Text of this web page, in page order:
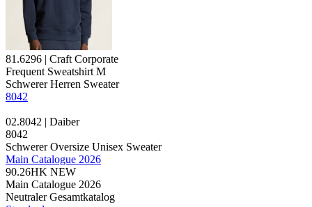
81.6296 | Craft Corporate
Frequent Sweatshirt M
Schwerer Herren Sweater
8042
02.8042 | Daiber
8042
Schwerer Oversize Unisex Sweater
Main Catalogue 2026
90.26HK NEW
Main Catalogue 2026
Neutraler Gesamtkatalog